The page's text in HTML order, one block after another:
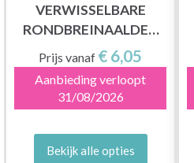
VERWISSELBARE
RONDBREINAALDEN
INDIGO (9 EN 13 CM)
Prijs vanaf € 6,05
Aanbieding verloopt
31/08/2026
Bekijk alle opties